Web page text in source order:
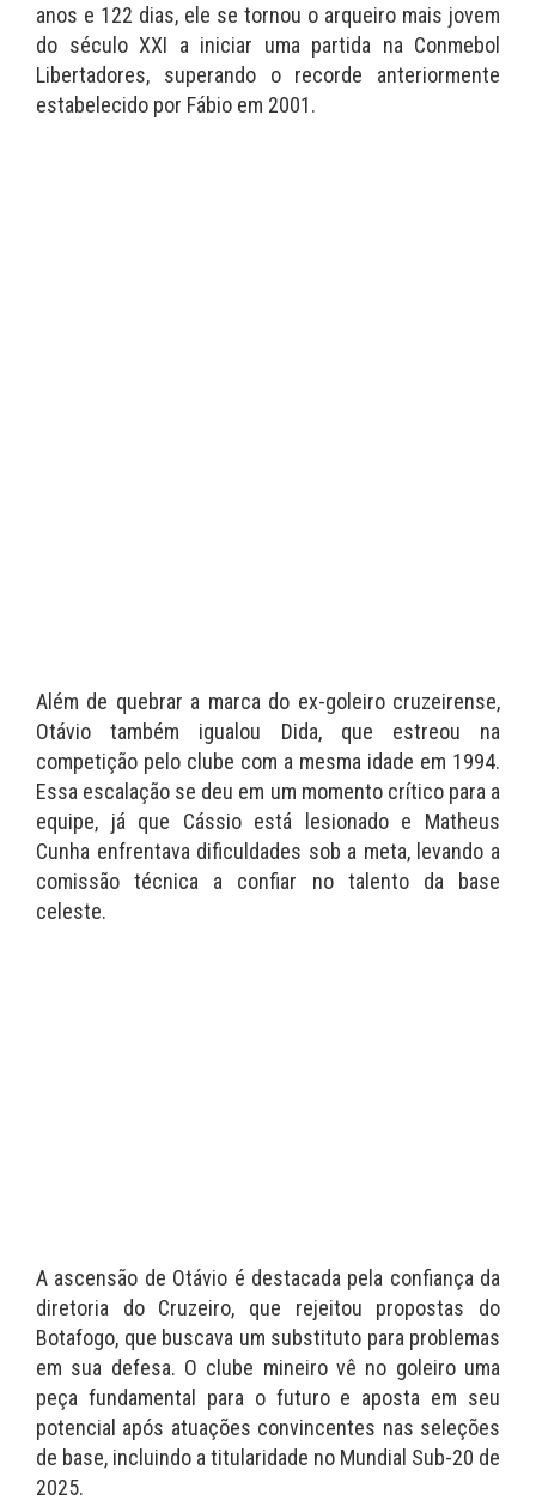
anos e 122 dias, ele se tornou o arqueiro mais jovem
do século XXI a iniciar uma partida na Conmebol
Libertadores, superando o recorde anteriormente
estabelecido por Fábio em 2001.
Além de quebrar a marca do ex-goleiro cruzeirense,
Otávio também igualou Dida, que estreou na
competição pelo clube com a mesma idade em 1994.
Essa escalação se deu em um momento crítico para a
equipe, já que Cássio está lesionado e Matheus
Cunha enfrentava dificuldades sob a meta, levando a
comissão técnica a confiar no talento da base
celeste.
A ascensão de Otávio é destacada pela confiança da
diretoria do Cruzeiro, que rejeitou propostas do
Botafogo, que buscava um substituto para problemas
em sua defesa. O clube mineiro vê no goleiro uma
peça fundamental para o futuro e aposta em seu
potencial após atuações convincentes nas seleções
de base, incluindo a titularidade no Mundial Sub-20 de
2025.